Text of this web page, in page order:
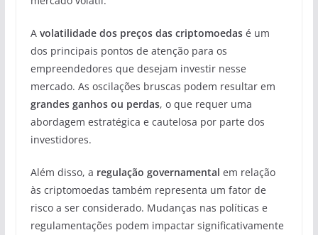
A volatilidade dos preços das criptomoedasé um
dos principais pontos de atenção para os
empreendedores que desejam investir nesse
mercado. As oscilações bruscas podem resultar em
grandes ganhos ou perdas, o que requer uma
abordagem estratégica e cautelosa por parte dos
investidores.
Além disso, a regulação governamental em relação
às criptomoedas também representa um fator de
risco a ser considerado. Mudanças nas políticas e
regulamentações podem impactar significativamente